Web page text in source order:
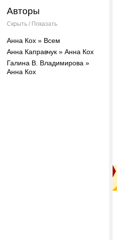
Авторы
Скрыть / Показать
Анна Кох » Всем
Анна Каправчук » Анна Кох
Галина В. Владимирова »
Анна Кох